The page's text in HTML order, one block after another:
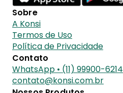
Sobre
A Konsi
Termos de Uso
Política de Privacidade
Contato
WhatsApp • (11) 99900-6214
contato@konsi.com.br